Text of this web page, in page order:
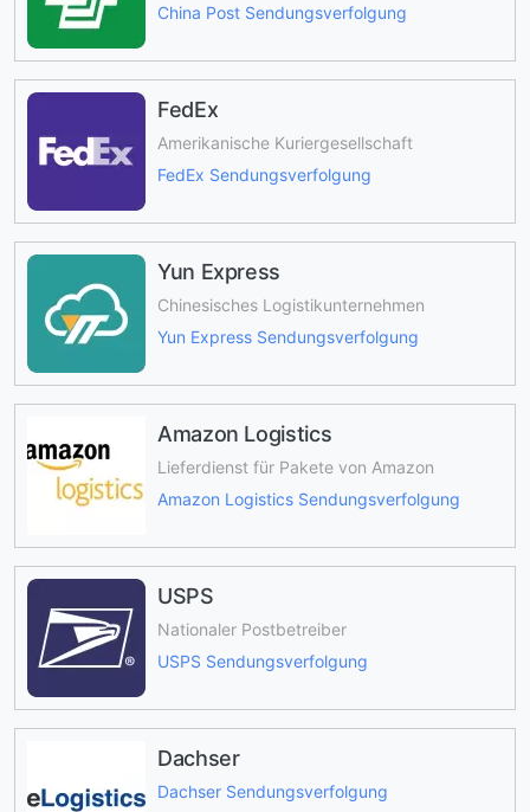
China Post Sendungsverfolgung
FedEx
Amerikanische Kuriergesellschaft
FedEx Sendungsverfolgung
Yun Express
Chinesisches Logistikunternehmen
Yun Express Sendungsverfolgung
Amazon Logistics
Lieferdienst für Pakete von Amazon
Amazon Logistics Sendungsverfolgung
USPS
Nationaler Postbetreiber
USPS Sendungsverfolgung
Dachser
Dachser Sendungsverfolgung